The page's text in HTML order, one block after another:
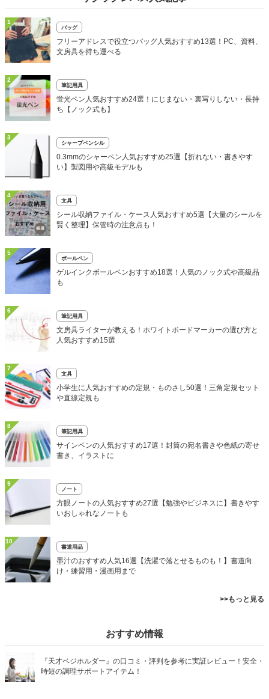
1
バッグ
フリーアドレスで役立つバッグ人気おすすめ13選！PC、資料、
文房具を持ち運べる
2
筆記用具
蛍光ペン人気おすすめ24選！にじまない・裏写りしない・長持
ち【ノック式も】
3
シャープペンシル
0.3mmのシャーペン人気おすすめ25選【折れない・書きやす
い】製図用や高級モデルも
4
文具
シール収納ファイル・ケース人気おすすめ5選【大量のシールを
賢く整理】保管時の注意点も！
5
ボールペン
ゲルインクボールペンおすすめ18選！人気のノック式や高級品
も
6
筆記用具
文房具ライターが教える！ホワイトボードマーカーの選び方と
人気おすすめ15選
7
文具
小学生に人気おすすめの定規・ものさし50選！三角定規セット
や直線定規も
8
筆記用具
サインペンの人気おすすめ17選！封筒の宛名書きや色紙の寄せ
書き、イラストに
9
ノート
方眼ノートの人気おすすめ27選【勉強やビジネスに】書きやす
いおしゃれなノートも
10
書道用品
墨汁のおすすめ人気16選【洗濯で落とせるものも！】書道向
け・練習用・漫画用まで
>>もっと見る
おすすめ情報
『天才ベジホルダー』の口コミ・評判を参考に実証レビュー！安全・
時短の調理サポートアイテム！